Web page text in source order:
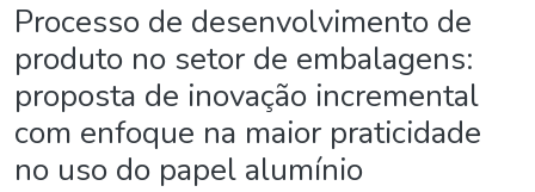
Processo de desenvolvimento de
produto no setor de embalagens:
proposta de inovação incremental
com enfoque na maior praticidade
no uso do papel alumínio